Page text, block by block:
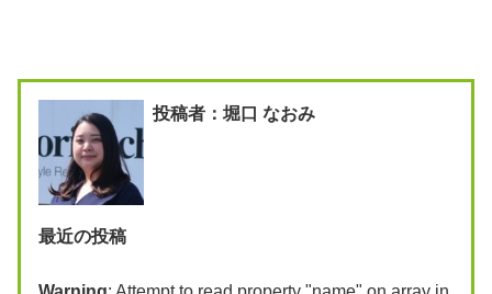
投稿者：堀口 なおみ
最近の投稿